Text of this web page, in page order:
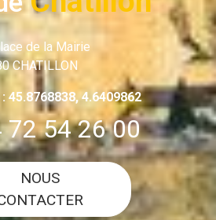
de la Mairie
CHATILLON
: 45.8768838, 4.6409862
72 54 26 00
NOUS